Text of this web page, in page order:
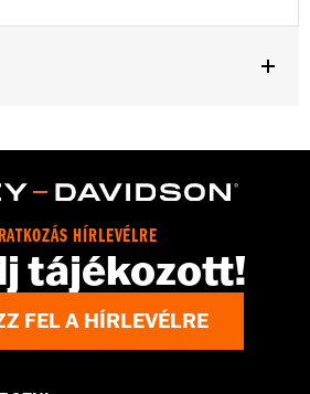
HÍRLEVÉLRE
tájékozott!
FEL A HÍRLEVÉLRE